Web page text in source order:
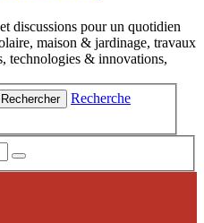
discussions pour un quotidien
maison & jardinage, travaux
technologies & innovations,
Rechercher
Recherche